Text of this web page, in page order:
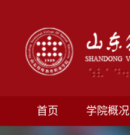
首页 学院概况